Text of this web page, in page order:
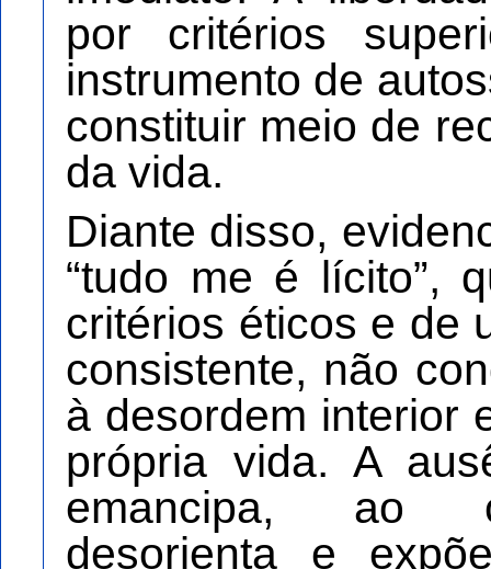
por critérios
instrumento de
constituir meio de
da vida.
Diante disso,
“tudo me é lícito”,
critérios éticos e de
consistente, não
à desordem interior
própria vida. A
emancipa, ao
desorienta e